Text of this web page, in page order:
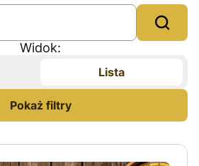
Widok:
Lista
Pokaż filtry